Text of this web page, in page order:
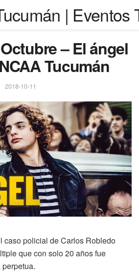
– El ángel
Tucumán
2018-10-11
caso policial de Carlos Robledo
que con solo 20 años fue